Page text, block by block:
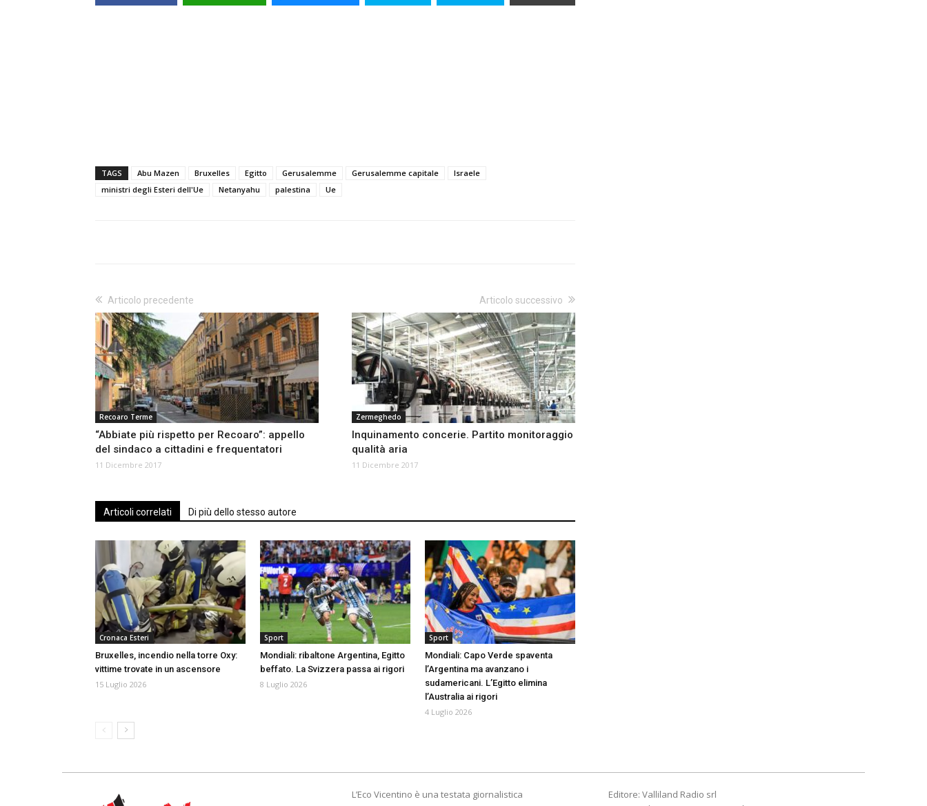
TAGS Abu Mazen Bruxelles Egitto Gerusalemme Gerusalemme capitale
Israele
ministri degli Esteri dell'Ue
Netanyahu palestina Ue
Articolo precedente
Recoaro Terme
“Abbiate più rispetto per Recoaro”: appello
del sindaco a cittadini e frequentatori
11 Dicembre 2017
Articolo successivo
Zermeghedo
Inquinamento concerie. Partito monitoraggio
qualità aria
11 Dicembre 2017
Articoli correlati Di più dello stesso autore
Cronaca Esteri
Bruxelles, incendio nella torre Oxy:
vittime trovate in un ascensore
15 Luglio 2026
Sport
Mondiali: ribaltone Argentina, Egitto
beffato. La Svizzera passa ai rigori
8 Luglio 2026
Sport
Mondiali: Capo Verde spaventa
l’Argentina ma avanzano i
sudamericani. L’Egitto elimina
l’Australia ai rigori
4 Luglio 2026
L’Eco Vicentino è una testata giornalistica
Editore: Valliland Radio srl